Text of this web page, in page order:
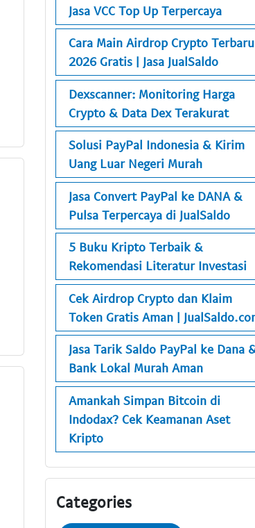
Jasa VCC Top Up Terpercaya
Cara Main Airdrop Crypto Terbaru
2026 Gratis | Jasa JualSaldo
Dexscanner: Monitoring Harga
Crypto & Data Dex Terakurat
Solusi PayPal Indonesia & Kirim
Uang Luar Negeri Murah
Jasa Convert PayPal ke DANA &
Pulsa Terpercaya di JualSaldo
5 Buku Kripto Terbaik &
Rekomendasi Literatur Investasi
Cek Airdrop Crypto dan Klaim
Token Gratis Aman |
Jasa Tarik Saldo PayPal ke Dana
Bank Lokal Murah Aman
Amankah Simpan Bitcoin di
Indodax? Cek Keamanan Aset
Kripto
Categories